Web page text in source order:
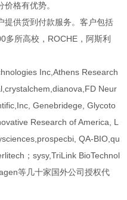
格有优势。
提供货到付款服务。客户包括
多所高校，ROCHE，阿斯利
Inc,Athens Research
Neur
Genebridege, Glycoto
Research of America, L
QA-BIO,qu
；sysy,TriLink BioTechnol
等几十家国外公司授权代